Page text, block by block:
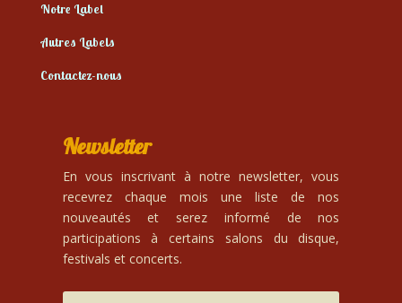
Notre Label
Autres Labels
Contactez-nous
Newsletter
En vous inscrivant à notre newsletter, vous
recevrez chaque mois une liste de nos
nouveautés et serez informé de nos
participations à certains salons du disque,
festivals et concerts.